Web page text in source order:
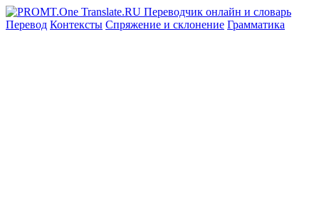
Перевод Контексты Спряжение и склонение Грамматика